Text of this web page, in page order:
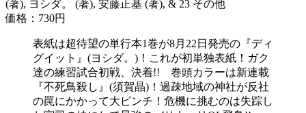
(著), ヨシダ。 (著), 安藤正基 (著), & 23 その他
価格：730円
表紙は超待望の単行本1巻が8月22日発売の『ディ
グイット』(ヨシダ。)！これが初単独表紙！ガク
達の練習試合初戦、決着!! 巻頭カラーは新連載
『不死鳥殺し』(須賀晶)！過疎地域の神社が反社
の罠にかかって大ピンチ！危機に挑むのは失踪し